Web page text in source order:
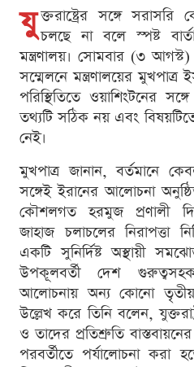
যু ক্তরাষ্ট্রের সঙ্গে
চলছে না বলে স্পষ্ট
মন্ত্রণালয়। সোমবার (৩
সম্মেলনে মন্ত্রণালয়ের
পরিস্থিতিতে ওয়াশিংটনের
তথ্যটি সঠিক নয় এবং
নেই।
মুখপাত্র জানান, বর্তমানে
সঙ্গেই ইরানের আলোচনা
কৌশলগত হরমুজ প্রণালী
জাহাজ চলাচলের নিরাপত্তা
একটি সুনির্দিষ্ট অস্থায়ী
উপকূলবর্তী দেশ
আলোচনায় অন্য কোনো তৃতীয়
উল্লেখ করে তিনি বলেন,
ও তাদের প্রতিশ্রুতি
পরবর্তীতে পর্যালোচনা করা